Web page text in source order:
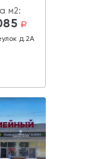
м2:
a
д.2А